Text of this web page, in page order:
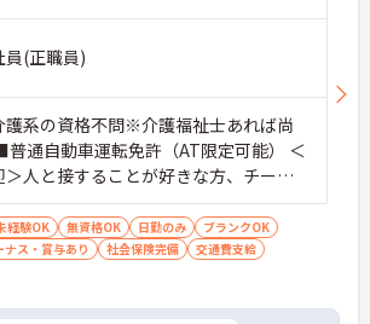
員(正職員)
系の資格不問※介護福祉士あれば尚
通自動車運転免許（AT限定可能） ＜
＞人と接することが好きな方、チーム
クを重視する人
経験OK 無資格OK 日勤のみ
ブランクOK
ナス・賞与あり 社会保険完備
交通費支給